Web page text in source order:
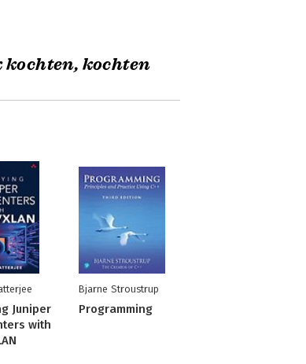
kochten, kochten
Juniper
with
Bjarne Stroustrup
Programming